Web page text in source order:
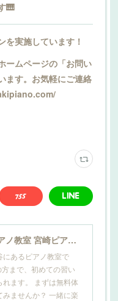
🎹
を実施しています！
ームページの「お問い
ます。お気軽にご連絡
熊本市北区のピアノ教室 宮崎ピアノ教室
にあるピアノ教室で
まで、初めての習い
ます。 まずは無料体
ませんか？ 一緒に楽